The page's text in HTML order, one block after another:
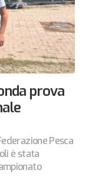
prova
Pesca
è stata